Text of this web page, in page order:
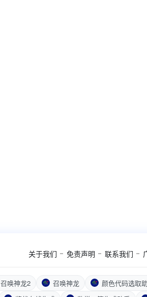
关于我们 免责声明 联系我们
召唤神龙2 召唤神龙 颜色代码选取